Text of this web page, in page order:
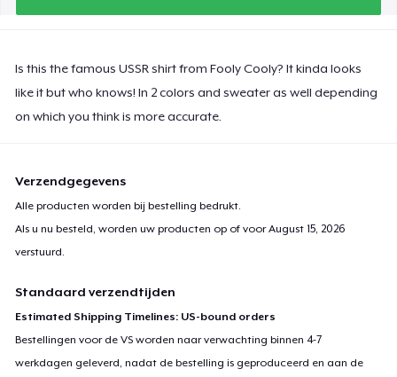
Is this the famous USSR shirt from Fooly Cooly? It kinda looks
like it but who knows! In 2 colors and sweater as well depending
on which you think is more accurate.
Verzendgegevens
Alle producten worden bij bestelling bedrukt.
Als u nu besteld, worden uw producten op of voorAugust 15, 2026
verstuurd.
Standaard verzendtijden
Estimated Shipping Timelines: US-bound orders
Bestellingen voor de VS worden naar verwachting binnen 4-7
werkdagen geleverd, nadat de bestelling is geproduceerd en aan de